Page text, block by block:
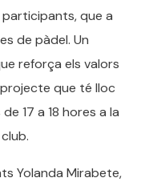
que a
de pàdel. Un
reforça els valors
projecte que té lloc
17 a 18 hores a la
Yolanda Mirabete,